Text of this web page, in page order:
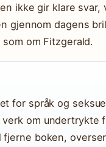
ikke gir klare
gjennom dagens
om Fitzgerald.
for språk og
om undertrykte
fjerne boken,